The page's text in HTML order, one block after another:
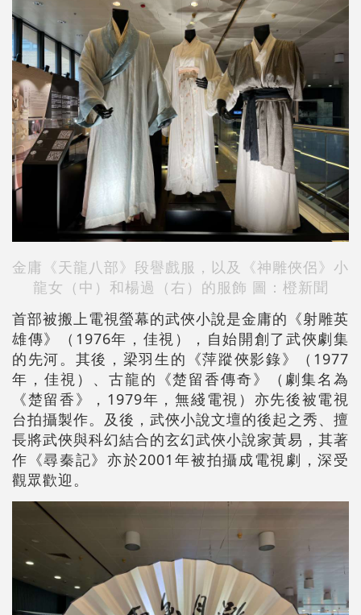
金庸《天龍八部》段譽戲服，以及《神雕俠侶》小
龍女（中）和楊過（右）的服飾 圖：橙新聞
首部被搬上電視螢幕的武俠小說是金庸的《射雕英
雄傳》（1976年，佳視），自始開創了武俠劇集
的先河。其後，梁羽生的《萍蹤俠影錄》（1977
年，佳視）、古龍的《楚留香傳奇》（劇集名為
《楚留香》，1979年，無綫電視）亦先後被電視
台拍攝製作。及後，武俠小說文壇的後起之秀、擅
長將武俠與科幻結合的玄幻武俠小說家黃易，其著
作《尋秦記》亦於2001年被拍攝成電視劇，深受
觀眾歡迎。